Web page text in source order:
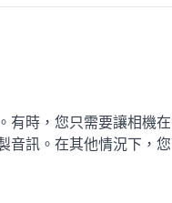
時，您只需要讓相機
訊。在其他情況下，